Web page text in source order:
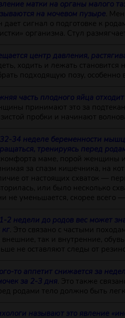
матки на органы малого
на мочевом пузыре.
дает сигнал о подготовке к
организма. Стул
центр давления,
ходить и лежать
подходящую позу, особенно
часть плодного яйца
принимают это за
пробки и начинают
34 неделе беременности
тренируясь перед
маме, порой женщины
за спазм кишечника, на
от настоящих схваток —
или было несколько
не уменьшается, скорее всего
2 недели до родов вес может
. Это связано с частыми
внешние, так и внутренние,
не оставляют следы от
то аппетит снижается за
за 2-3 дня . Это также
родами тело должно быть
называют это явление